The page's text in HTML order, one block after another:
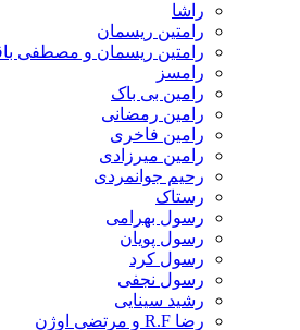
رامتین ریسمان
رامتین ریسمان و مصطفی باقری
رامسز
رامین بی باک
رامین رمضانی
رامین فاخری
رامین میرزادی
رحیم جوانمردی
رستاک
رسول بهرامی
رسول پویان
رسول کرد
رسول نجفی
رشید سینایی